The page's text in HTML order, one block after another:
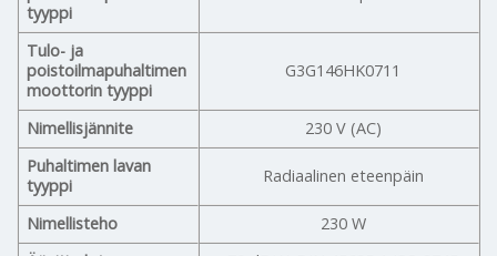
tyyppi
Tulo- ja
poistoilmapuhaltimen
moottorin tyyppi
G3G146HK0711
Nimellisjännite
230 V (AC)
Puhaltimen lavan
tyyppi
Radiaalinen eteenpäin
Nimellisteho
230 W